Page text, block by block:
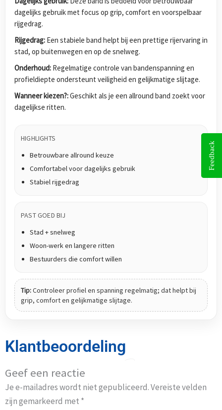
dagelijks gebruik met focus op grip, comfort en voorspelbaar
rijgedrag.
Rijgedrag: Een stabiele band helpt bij een prettige rijervaring in
stad, op buitenwegen en op de snelweg.
Onderhoud: Regelmatige controle van bandenspanning en
profieldiepte ondersteunt veiligheid en gelijkmatige slijtage.
Wanneer kiezen?:Geschikt als je een allround band zoekt voor
dagelijkse ritten.
HIGHLIGHTS
Betrouwbare allround keuze
Comfortabel voor dagelijks gebruik
Stabiel rijgedrag
PAST GOED BIJ
Stad + snelweg
Woon-werk en langere ritten
Bestuurders die comfort willen
Tip:Controleer profiel en spanning regelmatig; dat helpt bij
grip, comfort en gelijkmatige slijtage.
Klantbeoordeling
Geef een reactie
Je e-mailadres wordt niet gepubliceerd.Vereiste velden
zijn gemarkeerd met *
Feedback